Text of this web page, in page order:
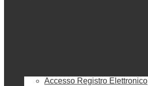
Accesso Registro Elettronico